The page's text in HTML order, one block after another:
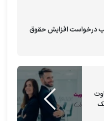
مریدی
و انگیزشی
پرسنل مسن و با
درخواست افزایش حقوق
و نوین [۵ تفاوت